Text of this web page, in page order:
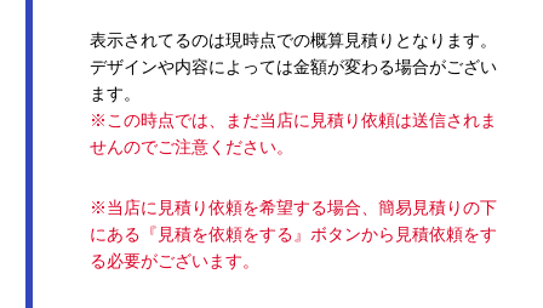
表示されてるのは現時点での概算見積りとなります。
デザインや内容によっては金額が変わる場合がござい
ます。
※この時点では、まだ当店に見積り依頼は送信されま
せんのでご注意ください。
※当店に見積り依頼を希望する場合、簡易見積りの下
にある『見積を依頼をする』ボタンから見積依頼をす
る必要がございます。